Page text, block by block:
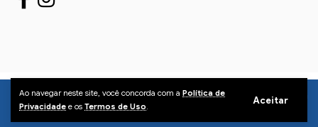
Ao navegar neste site, você concorda com a Política de
Privacidade e os Termos de Uso.
Aceitar
© Copyright 2025 | Todos os Direitos Reservados – Feito com
❤ por